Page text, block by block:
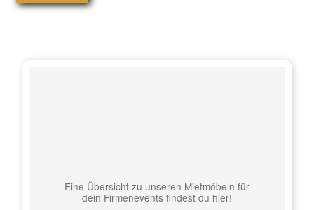
Eine Übersicht zu unseren Mietmöbeln für
dein Firmenevents findest du hier!